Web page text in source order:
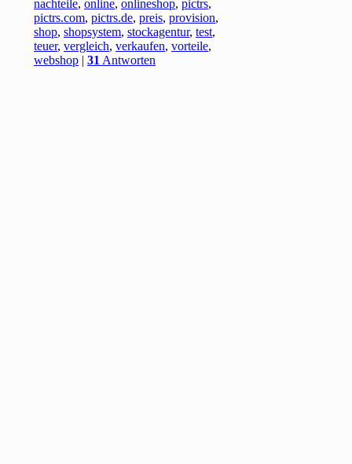
nachteile,online,onlineshop,pictrs,
pictrs.com,pictrs.de,preis,provision,
shop,shopsystem,stockagentur,test,
teuer,vergleich,verkaufen,vorteile,
webshop |31 Antworten